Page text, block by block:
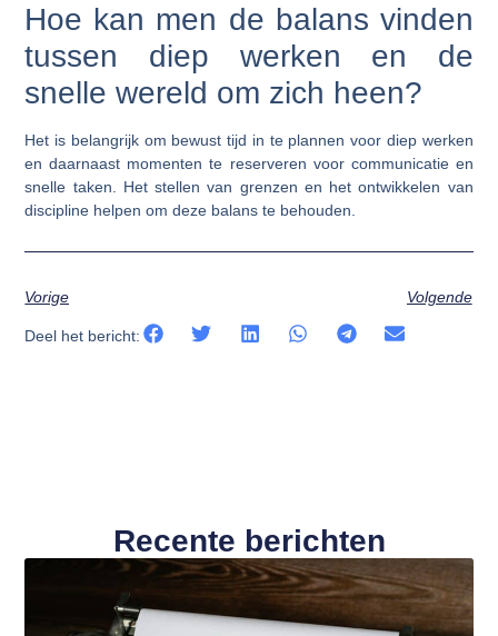
Hoe kan men de balans vinden
tussen diep werken en de
snelle wereld om zich heen?
Het is belangrijk om bewust tijd in te plannen voor diep werken
en daarnaast momenten te reserveren voor communicatie en
snelle taken. Het stellen van grenzen en het ontwikkelen van
discipline helpen om deze balans te behouden.
Vorige Volgende
Deel het bericht:
Recente berichten